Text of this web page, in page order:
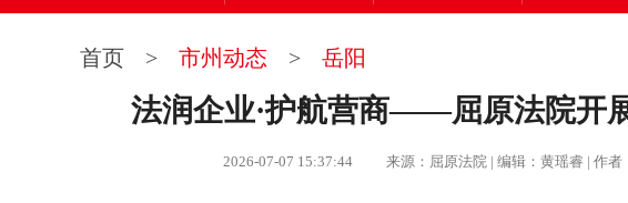
首页 > 市州动态 > 岳阳
法润企业·护航营商——屈原法院开
2026-07-07 15:37:44 来源：屈原法院 | 编辑：黄瑶睿 | 作